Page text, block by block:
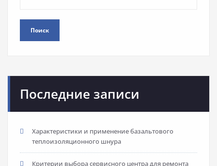
Поиск
Последние записи
Характеристики и применение базальтового
теплоизоляционного шнура
Критерии выбора сервисного центра для ремонта